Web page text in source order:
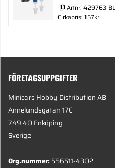
Artnr: 429763-
Cirkapris: 157kr
FÖRETAGSUPPGIFTER
Minicars Hobby Distribution AB
Annelundsgatan 17C
749 40 Enköping
Sverige
Org.nummer:556511-4302